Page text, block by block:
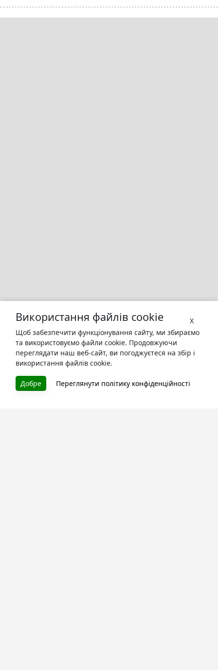
X
Використання файлів cookie
Щоб забезпечити функціонування сайту, ми збираємо
та використовуємо файли cookie. Продовжуючи
переглядати наш веб-сайт, ви погоджуєтеся на збір і
використання файлів cookie.
Добре Переглянути політику конфіденційності